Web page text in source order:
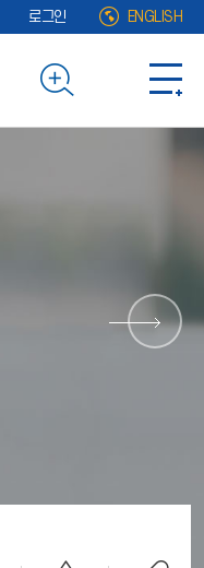
로그인 ENGLISH